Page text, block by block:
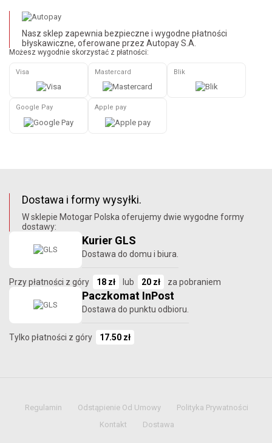
Nasz sklep zapewnia bezpieczne i wygodne płatności
błyskawiczne, oferowane przez Autopay S.A.
Możesz wygodnie skorzystać z płatności:
Visa Mastercard Blik
Google Pay Apple pay
Dostawa i formy wysyłki.
W sklepie Motogar Polska oferujemy dwie wygodne formy
dostawy:
Kurier GLS
Dostawa do domu i biura.
Przy płatności z góry 18 zł lub 20 zł za pobraniem
Paczkomat InPost
Dostawa do punktu odbioru.
Tylko płatności z góry 17.50 zł
Regulamin Odstąpienie Od Umowy
Polityka Prywatności
Kontakt
Dostawa